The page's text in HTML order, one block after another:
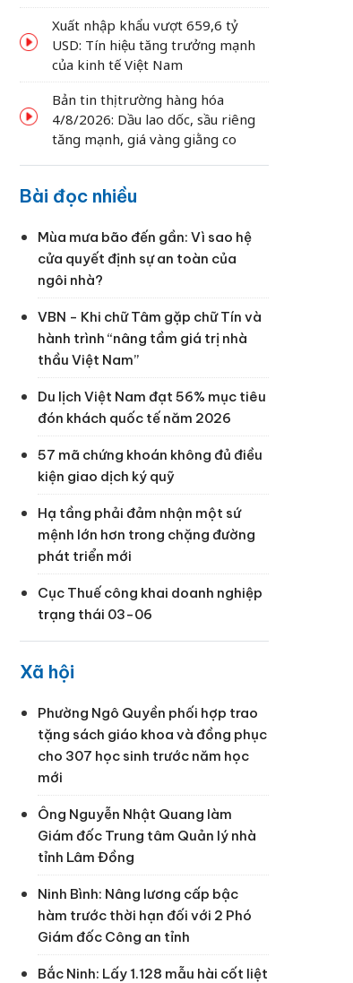
Xuất nhập khẩu vượt 659,6 tỷ
USD: Tín hiệu tăng trưởng mạnh
của kinh tế Việt Nam
Bản tin thị trường hàng hóa
4/8/2026: Dầu lao dốc, sầu riêng
tăng mạnh, giá vàng giằng co
Bài đọc nhiều
Mùa mưa bão đến gần: Vì sao hệ
cửa quyết định sự an toàn của
ngôi nhà?
VBN - Khi chữ Tâm gặp chữ Tín và
hành trình “nâng tầm giá trị nhà
thầu Việt Nam”
Du lịch Việt Nam đạt 56% mục tiêu
đón khách quốc tế năm 2026
57 mã chứng khoán không đủ điều
kiện giao dịch ký quỹ
Hạ tầng phải đảm nhận một sứ
mệnh lớn hơn trong chặng đường
phát triển mới
Cục Thuế công khai doanh nghiệp
trạng thái 03-06
Xã hội
Phường Ngô Quyền phối hợp trao
tặng sách giáo khoa và đồng phục
cho 307 học sinh trước năm học
mới
Ông Nguyễn Nhật Quang làm
Giám đốc Trung tâm Quản lý nhà
tỉnh Lâm Đồng
Ninh Bình: Nâng lương cấp bậc
hàm trước thời hạn đối với 2 Phó
Giám đốc Công an tỉnh
Bắc Ninh: Lấy 1.128 mẫu hài cốt liệt